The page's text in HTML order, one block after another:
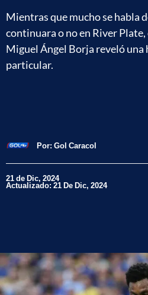
Mientras que mucho se habla
continuara o no en River
Miguel Ángel Borja reveló
particular.
Por: Gol Caracol
21 de Dic, 2024
Actualizado: 21 De Dic, 2024